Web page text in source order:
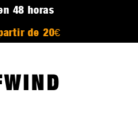
48 horas
de 20€